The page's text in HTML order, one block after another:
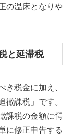
の温床となりや
と延滞税
き税金に加え、
徴課税」です。
課税の金額に愕
に修正申告する